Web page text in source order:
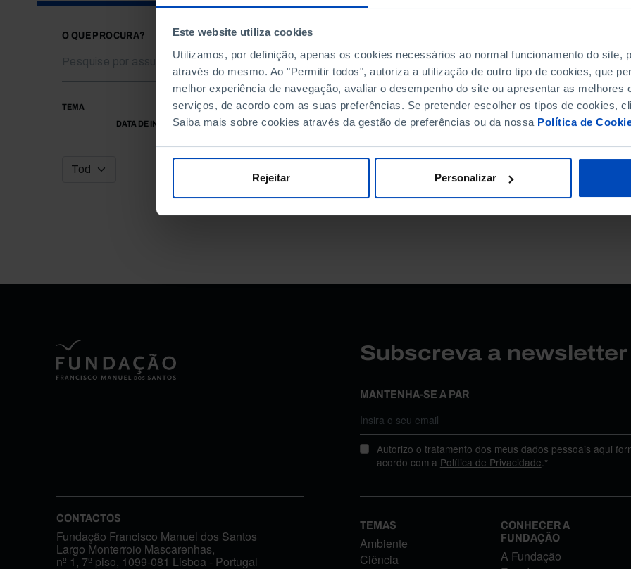
Este website utiliza cookies
Utilizamos, por definição, apenas os cookies necessários ao normal funcionamento do site,
através do mesmo. Ao "Permitir todos", autoriza a utilização de outro tipo de cookies, que
melhor experiência de navegação, avaliar o desempenho do site ou apresentar as melhores
serviços, de acordo com as suas preferências. Se pretender escolher os tipos de cookies,
Saiba mais sobre cookies através da gestão de preferências ou da nossa Política de
Rejeitar Personalizar
O QUE PROCURA?
TEMA
DATA DE INÍCIO
DATA DE FIM
Subscreva a
MANTENHA-SE A PAR
Autorizo o tratamento dos meus dados pessoais aqui
acordo com a Política de Privacidade.*
CONTACTOS
Fundação Francisco Manuel dos Santos
Largo Monterroio Mascarenhas,
nº 1, 7º piso, 1099-081 Lisboa - Portugal
TEMAS
Ambiente
Ciência
CONHECER A
FUNDAÇÃO
A Fundação